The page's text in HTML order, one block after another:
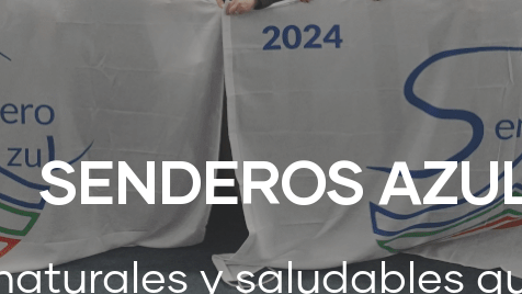
SENDEROS
y saludables